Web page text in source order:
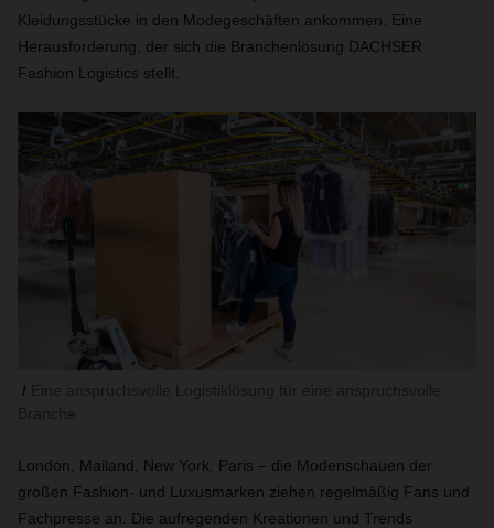
Kleidungsstücke in den Modegeschäften ankommen. Eine
Herausforderung, der sich die Branchenlösung DACHSER
Fashion Logistics stellt.
London, Mailand, New York, Paris – die Modenschauen der
großen Fashion- und Luxusmarken ziehen regelmäßig Fans und
Fachpresse an. Die aufregenden Kreationen und Trends